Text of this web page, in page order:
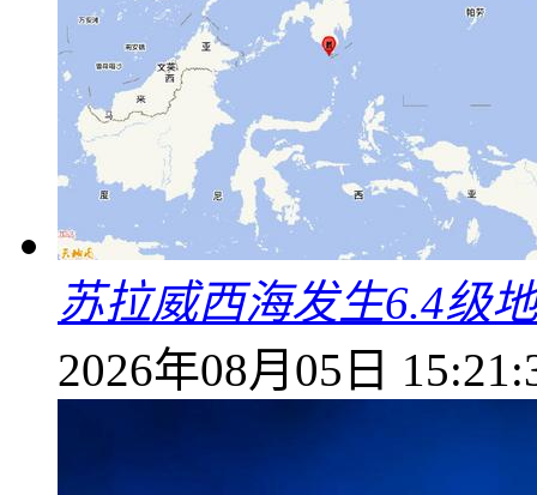
苏拉威西海发生6.4级
2026年08月05日